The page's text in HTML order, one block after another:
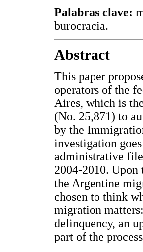
Palabras clave:
burocracia.
Abstract
This paper
operators of the
Aires, which is
(No. 25,871) to
by the
investigation
administrative
2004-2010. Upon
the Argentine
chosen to think
migration
delinquency, an
part of the